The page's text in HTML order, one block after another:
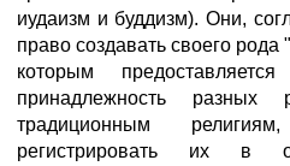
иудаизм и буддизм). Они,
право создавать своего
которым
принадлежность разных
традиционным
регистрировать их в